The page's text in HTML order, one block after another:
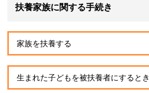
扶養家族に関する手続き
家族を扶養する
生まれた子どもを被扶養者にするとき